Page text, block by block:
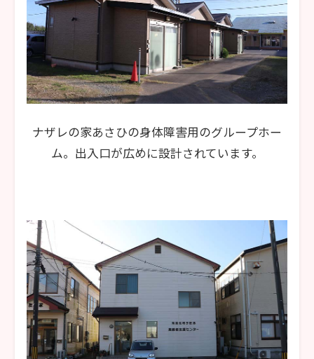
ナザレの家あさひの身体障害用のグループホー
ム。出入口が広めに設計されています。